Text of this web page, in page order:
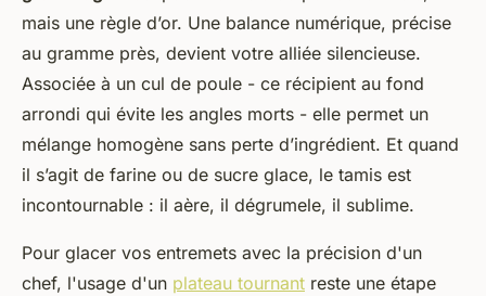
mais une règle d’or. Une balance numérique, précise
au gramme près, devient votre alliée silencieuse.
Associée à un cul de poule - ce récipient au fond
arrondi qui évite les angles morts - elle permet un
mélange homogène sans perte d’ingrédient. Et quand
il s’agit de farine ou de sucre glace, le tamis est
incontournable : il aère, il dégrumele, il sublime.
Pour glacer vos entremets avec la précision d'un
chef, l'usage d'un plateau tournant reste une étape